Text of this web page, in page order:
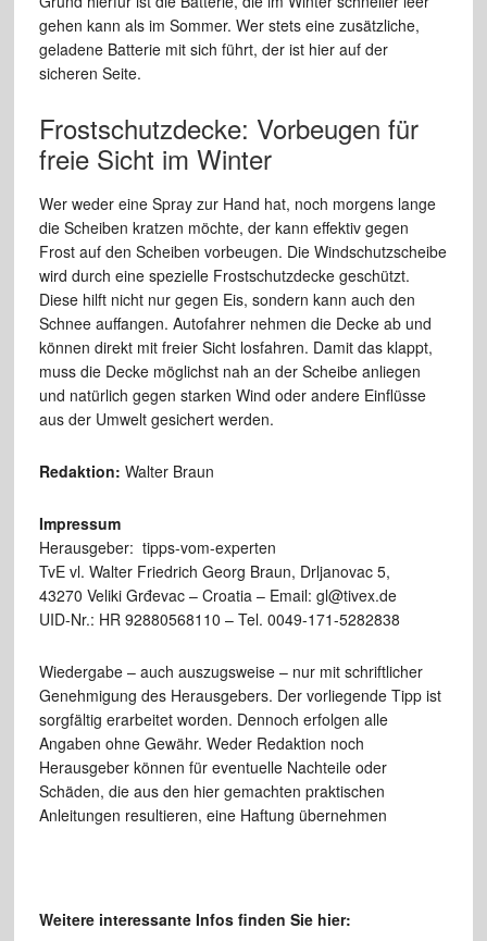
gehen kann als im Sommer. Wer stets eine zusätzliche,
geladene Batterie mit sich führt, der ist hier auf der
sicheren Seite.
Frostschutzdecke: Vorbeugen für
freie Sicht im Winter
Wer weder eine Spray zur Hand hat, noch morgens lange
die Scheiben kratzen möchte, der kann effektiv gegen
Frost auf den Scheiben vorbeugen. Die Windschutzscheibe
wird durch eine spezielle Frostschutzdecke geschützt.
Diese hilft nicht nur gegen Eis, sondern kann auch den
Schnee auffangen. Autofahrer nehmen die Decke ab und
können direkt mit freier Sicht losfahren. Damit das klappt,
muss die Decke möglichst nah an der Scheibe anliegen
und natürlich gegen starken Wind oder andere Einflüsse
aus der Umwelt gesichert werden.
Redaktion: Walter Braun
Impressum
Herausgeber: tipps-vom-experten
TvE vl. Walter Friedrich Georg Braun, Drljanovac 5,
43270 Veliki Grđevac – Croatia – Email: gl@tivex.de
UID-Nr.: HR 92880568110 – Tel. 0049-171-5282838
Wiedergabe – auch auszugsweise – nur mit schriftlicher
Genehmigung des Herausgebers. Der vorliegende Tipp ist
sorgfältig erarbeitet worden. Dennoch erfolgen alle
Angaben ohne Gewähr. Weder Redaktion noch
Herausgeber können für eventuelle Nachteile oder
Schäden, die aus den hier gemachten praktischen
Anleitungen resultieren, eine Haftung übernehmen
Weitere interessante Infos finden Sie hier: